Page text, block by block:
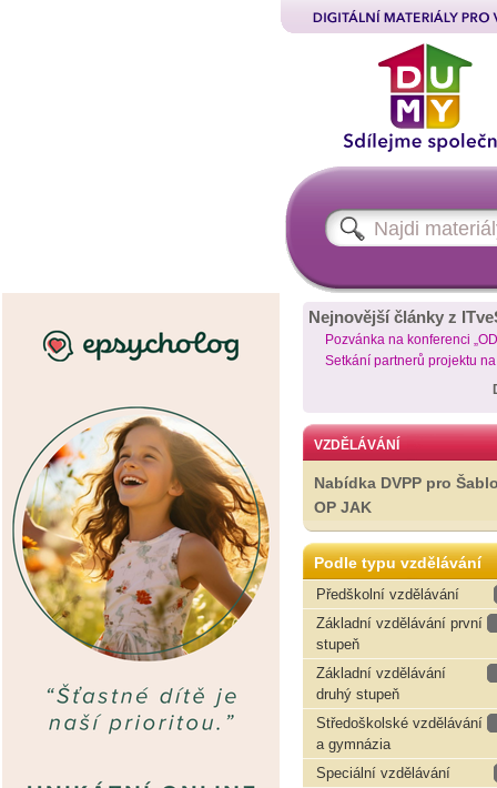
Nejnovější články z
Pozvánka na konferenci
Setkání partnerů projektu
VZDĚLÁVÁNÍ
Nabídka DVPP pro
OP JAK
Podle typu vzdělávání
Předškolní vzdělávání
Základní vzdělávání první
stupeň
Základní vzdělávání
druhý stupeň
Středoškolské vzdělávání
a gymnázia
Speciální vzdělávání